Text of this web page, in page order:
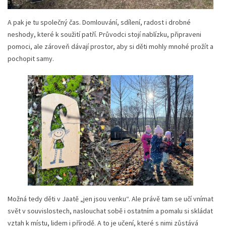
A pak je tu společný čas. Domlouvání, sdílení, radost i drobné
neshody, které k soužití patří. Průvodci stojí nablízku, připraveni
pomoci, ale zároveň dávají prostor, aby si děti mohly mnohé prožít a
pochopit samy.
Možná tedy děti v Jaatě „jen jsou venku“. Ale právě tam se učí vnímat
svět v souvislostech, naslouchat sobě i ostatním a pomalu si skládat
vztah k místu, lidem i přírodě. A to je učení, které s nimi zůstává